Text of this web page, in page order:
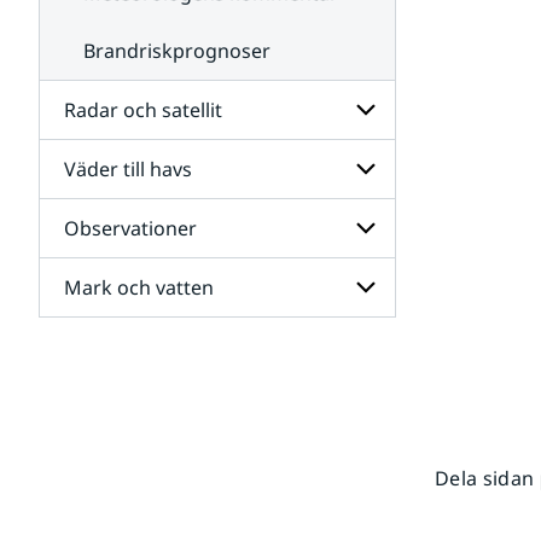
Brandriskprognoser
Radar och satellit
Undersidor
för
Radar
och
satellit
Väder till havs
Undersidor
för
Väder
till
havs
Observationer
Undersidor
för
Mark och vatten
Dela sidan